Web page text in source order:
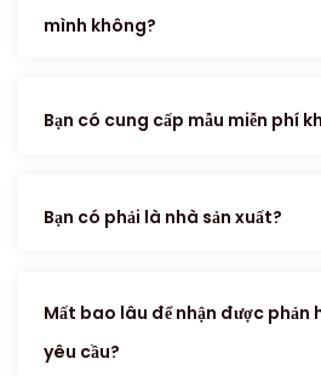
mình không?
Bạn có cung cấp mẫu miễn phí
Bạn có phải là nhà sản xuất?
Mất bao lâu để nhận được phản
yêu cầu?